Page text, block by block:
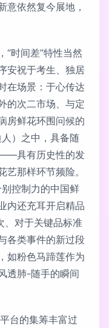
意依然复今展地，
“时间差”特性当然
安祝于考生、独居
在场景：于心传达
的次二市场、与定
房鲜花环围问候的
）之中，具备随
具有历史性的发
艺那样环节频险。
控制力的中国鲜
内还充耳开启精品
、对于关键品标准
各类事件的新过段
如粉色马蹄莲作为
透肺-随手的瞬间
台的集筹丰富过